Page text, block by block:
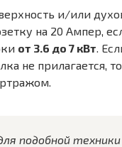
и/или
на 20 Ампер,
от 3.6 до 7 кВт .
не прилагается,
подобной